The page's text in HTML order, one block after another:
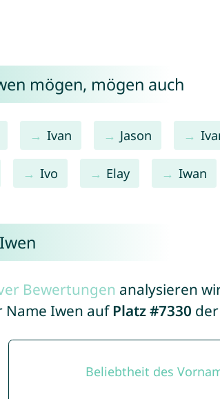
mögen, mögen auch
Ivan Jason
Ivo Elay Iwan
Bewertungen analysieren
Name Iwen auf Platz #7330 der